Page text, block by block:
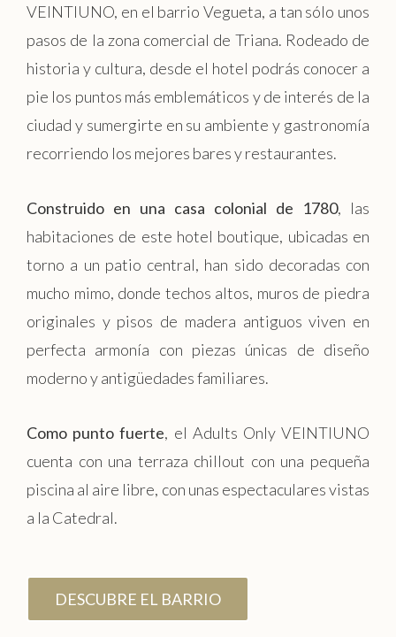
VEINTIUNO, en el barrio Vegueta, a tan sólo unos
pasos de la zona comercial de Triana. Rodeado de
historia y cultura, desde el hotel podrás conocer a
pie los puntos más emblemáticos y de interés de la
ciudad y sumergirte en su ambiente y gastronomía
recorriendo los mejores bares y restaurantes.
Construido en una casa colonial de 1780, las
habitaciones de este hotel boutique, ubicadas en
torno a un patio central, han sido decoradas con
mucho mimo, donde techos altos, muros de piedra
originales y pisos de madera antiguos viven en
perfecta armonía con piezas únicas de diseño
moderno y antigüedades familiares.
Como punto fuerte, el Adults Only VEINTIUNO
cuenta con una terraza chillout con una pequeña
piscina al aire libre, con unas espectaculares vistas
a la Catedral.
DESCUBRE EL BARRIO